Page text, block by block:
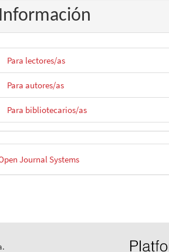
Información
Para lectores/as
Para autores/as
Para bibliotecarios/as
Journal Systems